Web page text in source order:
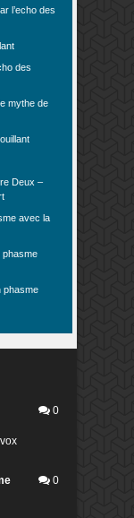
l’echo des
des
mythe de
Deux –
avec la
phasme
phasme
0
0